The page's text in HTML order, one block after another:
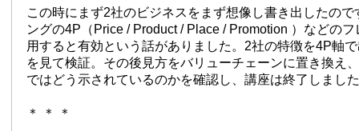
この時にまず2社のビジネスをまず想像し書き出したの
ングの4P（Price / Product / Place / Promotion ）などの
用すると有効という話がありました。2社の特徴を4P軸
を見て検証。その後見方をバリューチェーンに置き換え
ではどう示されているのかを確認し、講座は終了しまし
＊ ＊ ＊